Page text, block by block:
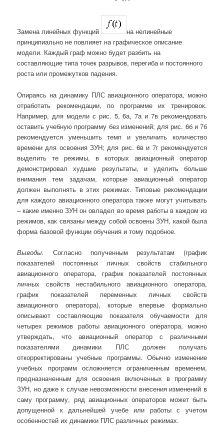
Замена линейных функций
на нелинейные
принципиально не повлияет на графическое описание
модели. Каждый граф можно будет разбить на
составляющие типа точек разрывов, перегиба и постоянного
роста или промежутков падения.
Опираясь на динамику ПЛС авиационного оператора, можно
отработать рекомендации, по программе их тренировок.
Например, для модели с рис. 5, 6а, 7а и 7в рекомендовать
оставить учебную программу без изменений; для рис. 6б и 7б
рекомендуется уменьшить темп и увеличить количество
времени для освоения ЗУН; для рис. 6в и 7г рекомендуется
выделить те режимы, в которых авиационный оператор
демонстрировал худшие результаты, и уделить больше
внимания тем задачам, которые авиационный оператор
должен выполнять в этих режимах. Типовые рекомендации
для каждого авиационного оператора также могут учитывать
– какие именно ЗУН он овладел во время работы в каждом из
режимов, как связаны между собой освоены ЗУН, какой была
форма базовой функции обучения и тому подобное.
Выводы.
Согласно полученным результатам (график
показателей постоянных личных свойств стабильного
авиационного оператора, график показателей постоянных
личных свойств нестабильного авиационного оператора,
график показателей переменных личных свойств
авиационного оператора), которые впервые формально
описывают составляющие показателя обучаемости для
четырех режимов работы авиационного оператора, можно
утверждать, что авиационный оператор с различными
показателями динамики ПЛС должен получать
откорректированы учебные программы. Обычно изменение
учебных программ осложняется ограниченным временем,
предназначенным для освоения включенных в программу
ЗУН, но даже к случае невозможности внесения изменений в
саму программу, ряд авиационных операторов может быть
допущенной к дальнейшей учебе или работы с учетом
особенностей их динамики ПЛС различных режимах.